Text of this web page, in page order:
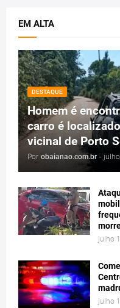
EM ALTA
DESTAQUE
Homem é
carro é
vicinal de Porto
Por obaianao.com.br -
julho
julho